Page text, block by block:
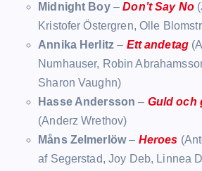
Midnight Boy–Don’t Say No
Kristofer Östergren, Olle
Annika Herlitz – Ett andetag
Numhauser, Robin
Sharon Vaughn)
Hasse Andersson – Guld och
(Anderz Wrethov)
Måns Zelmerlöw– Heroes
af Segerstad, Joy Deb, Linnea